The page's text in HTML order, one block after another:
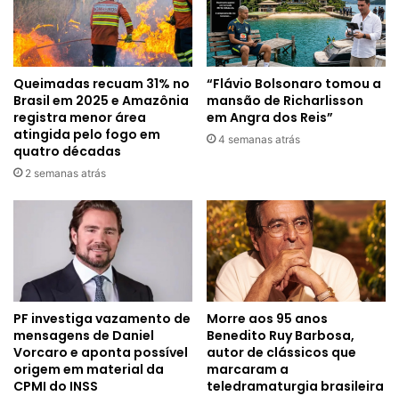
Queimadas recuam 31% no
Brasil em 2025 e Amazônia
registra menor área
atingida pelo fogo em
quatro décadas
2 semanas atrás
“Flávio Bolsonaro tomou a
mansão de Richarlisson
em Angra dos Reis”
4 semanas atrás
PF investiga vazamento de
mensagens de Daniel
Vorcaro e aponta possível
origem em material da
CPMI do INSS
Morre aos 95 anos
Benedito Ruy Barbosa,
autor de clássicos que
marcaram a
teledramaturgia brasileira